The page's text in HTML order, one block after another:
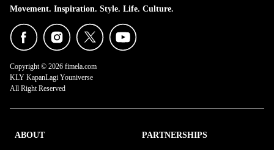
Movement. Inspiration. Style. Life. Culture.
Copyright © 2026 fimela.com
KLY KapanLagi Youniverse
All Right Reserved
ABOUT PARTNERSHIPS